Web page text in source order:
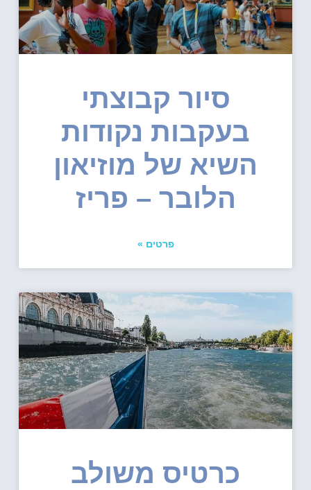
סיור קבוצתי
בעקבות נקודות
השיא של מוזיאון
הלובר – פריז
פרטים »
כרטיס משולב